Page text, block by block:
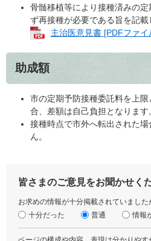
骨髄移植等により接種済みの
ず再接種が必要である旨を記
主治医意見書 [PDFファイ
助成額
市の定期予防接種委託料を上
合、差額は自己負担となります
接種時点で市外へ転出された
ん。
皆さまのご意見をお聞かせく
お求めの情報が十分掲載されていました
十分だった
普通 情報